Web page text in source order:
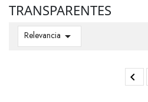
TRANSPARENTES
Relevancia 
